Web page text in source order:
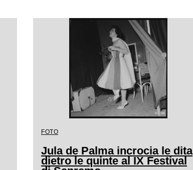
FOTO
Jula de Palma incrocia le dita
dietro le quinte al IX Festival